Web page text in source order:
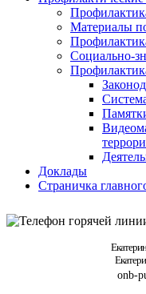
Материалы
Социально-
Доклады
Страничка
onb-